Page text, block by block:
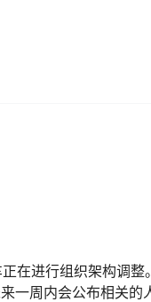
在进行组织架构调
一周内会公布相关的